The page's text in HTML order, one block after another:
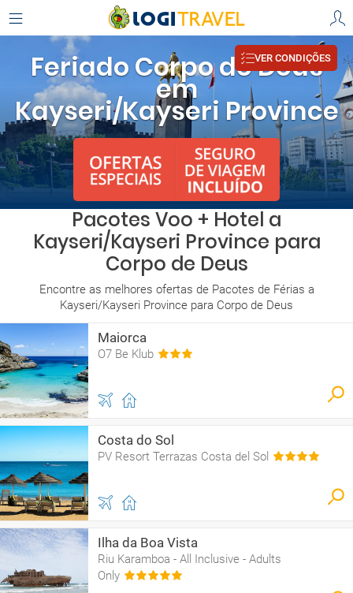
Feriado Corpo de Deus
em
Kayseri/Kayseri Province
VER CONDIÇÕES
Pacotes Voo + Hotel a
Kayseri/Kayseri Province para
Corpo de Deus
Encontre as melhores ofertas de Pacotes de Férias a
Kayseri/Kayseri Province para Corpo de Deus
Maiorca
O7 Be Klub
Costa do Sol
PV Resort Terrazas Costa del Sol
Ilha da Boa Vista
Riu Karamboa - All Inclusive - Adults
Only